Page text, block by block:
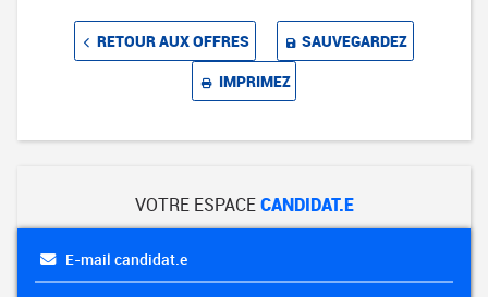
RETOUR AUX OFFRES
SAUVEGARDEZ
IMPRIMEZ
VOTRE ESPACECANDIDAT.E
E-mail candidat.e